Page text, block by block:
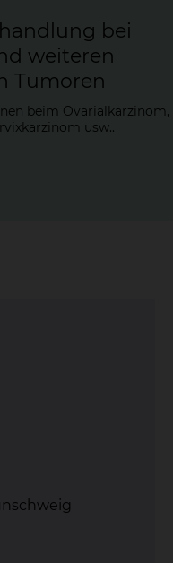
bei
wei­te­ren
Tu­mo­ren
beim Ovarialkarzinom,
usw..